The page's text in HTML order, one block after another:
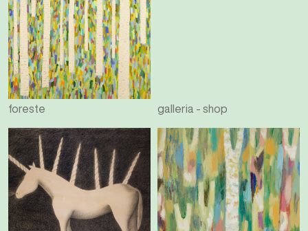
foreste galleria - shop